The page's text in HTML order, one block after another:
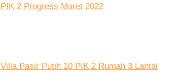
PIK 2 Progress Maret 2022
Villa Pasir Putih 10 PIK 2 Rumah 3 Lantai